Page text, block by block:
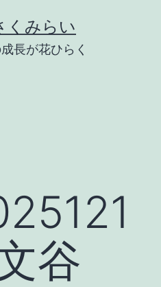
くみらい
長が花ひらく
谷